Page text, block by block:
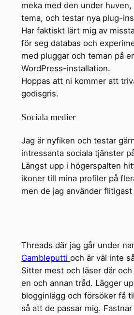
meka med den under
tema, och testar nya plug-
Har faktiskt lärt mig av
för seg databas och
med pluggar och teman på
WordPress-installation.
Hoppas att ni kommer att
godisgris.
Sociala medier
Jag är nyfiken och testar
intressanta sociala tjänster
Längst upp i högerspalten
ikoner till mina profiler på
men de jag använder flitigast
Threads där jag går under
Gambleputti och är väl inte
Sitter mest och läser där
en och annan tråd. Lägger
blogginlägg och försöker få
så att de passar mig.